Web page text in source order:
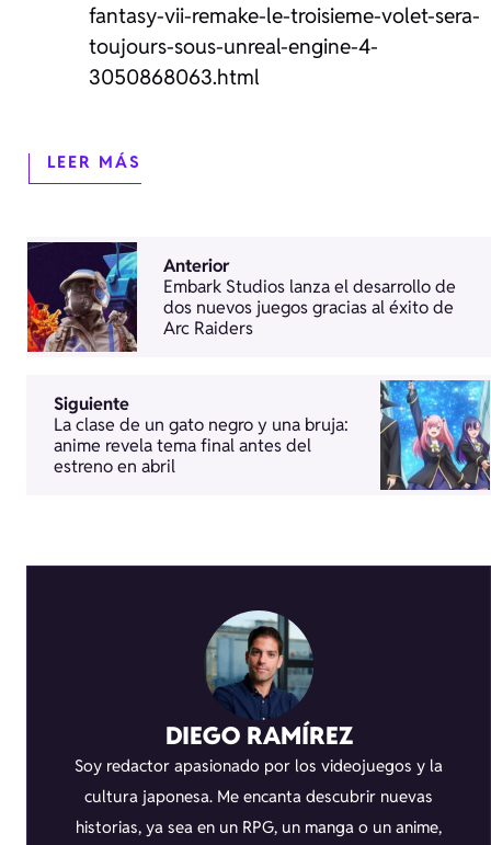
fantasy-vii-remake-le-troisieme-volet-sera-
toujours-sous-unreal-engine-4-
3050868063.html
LEER MÁS
Anterior
Embark Studios lanza el desarrollo de
dos nuevos juegos gracias al éxito de
Arc Raiders
Siguiente
La clase de un gato negro y una bruja:
anime revela tema final antes del
estreno en abril
DIEGO RAMÍREZ
Soy redactor apasionado por los videojuegos y la
cultura japonesa. Me encanta descubrir nuevas
historias, ya sea en un RPG, un manga o un anime,